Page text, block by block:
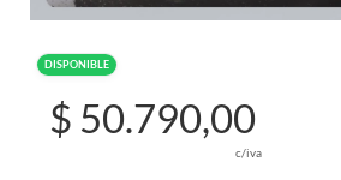
DISPONIBLE
$ 50.790,00
c/iva